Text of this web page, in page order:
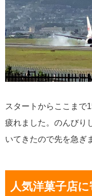
スタートからここまで
疲れました。のんびり
いてきたので先を急ぎ
人気洋菓子店